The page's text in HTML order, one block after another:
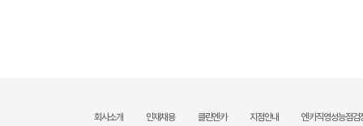
회사소개 인재채용 클린엔카 지점안내 엔카직영성능점검